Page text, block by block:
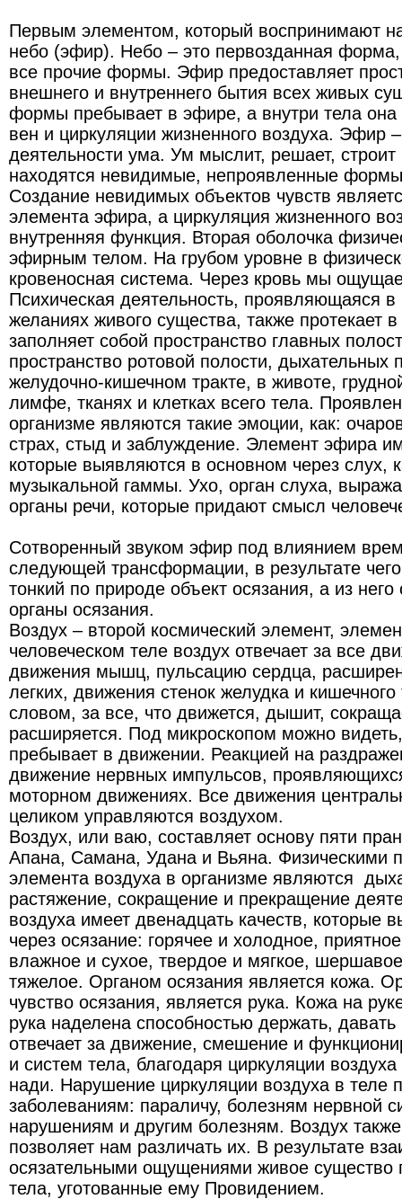
Первым элементом, который воспринимают
небо (эфир). Небо – это первозданная форма,
все прочие формы. Эфир предоставляет
внешнего и внутреннего бытия всех живых
формы пребывает в эфире, а внутри тела она
вен и циркуляции жизненного воздуха. Эфир
деятельности ума. Ум мыслит, решает, строит
находятся невидимые, непроявленные формы
Создание невидимых объектов чувств
элемента эфира, а циркуляция жизненного
внутренняя функция. Вторая оболочка
эфирным телом. На грубом уровне в
кровеносная система. Через кровь мы
Психическая деятельность, проявляющаяся
желаниях живого существа, также протекает
заполняет собой пространство главных
пространство ротовой полости, дыхательных
желудочно-кишечном тракте, в животе,
лимфе, тканях и клетках всего тела.
организме являются такие эмоции, как:
страх, стыд и заблуждение. Элемент эфира
которые выявляются в основном через слух,
музыкальной гаммы. Ухо, орган слуха,
органы речи, которые придают смысл
Сотворенный звуком эфир под влиянием
следующей трансформации, в результате
тонкий по природе объект осязания, а из него
органы осязания.
Воздух – второй космический элемент,
человеческом теле воздух отвечает за все
движения мышц, пульсацию сердца,
легких, движения стенок желудка и
словом, за все, что движется, дышит,
расширяется. Под микроскопом можно
пребывает в движении. Реакцией на
движение нервных импульсов,
моторном движениях. Все движения
целиком управляются воздухом.
Воздух, или ваю, составляет основу пяти
Апана, Самана, Удана и Вьяна. Физическими
элемента воздуха в организме являются
растяжение, сокращение и прекращение
воздуха имеет двенадцать качеств, которые
через осязание: горячее и холодное,
влажное и сухое, твердое и мягкое,
тяжелое. Органом осязания является кожа.
чувство осязания, является рука. Кожа на
рука наделена способностью держать,
отвечает за движение, смешение и
и систем тела, благодаря циркуляции
нади. Нарушение циркуляции воздуха в теле
заболеваниям: параличу, болезням нервной
нарушениям и другим болезням. Воздух
позволяет нам различать их. В результате
осязательными ощущениями живое существо
тела, уготованные ему Провидением.